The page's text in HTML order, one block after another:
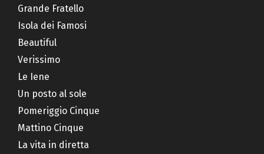
Grande Fratello
Isola dei Famosi
Beautiful
Verissimo
Le Iene
Un posto al sole
Pomeriggio Cinque
Mattino Cinque
La vita in diretta